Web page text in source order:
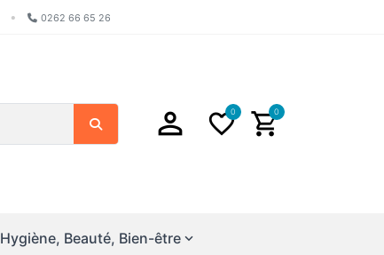
• 0262 66 65 26
Search
0 0
Hygiène, Beauté, Bien-être